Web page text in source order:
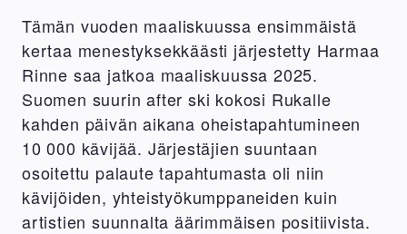
Tämän vuoden maaliskuussa ensimmäistä
kertaa menestyksekkäästi järjestetty Harmaa
Rinne saa jatkoa maaliskuussa 2025.
Suomen suurin after ski kokosi Rukalle
kahden päivän aikana oheistapahtumineen
10 000 kävijää. Järjestäjien suuntaan
osoitettu palaute tapahtumasta oli niin
kävijöiden, yhteistyökumppaneiden kuin
artistien suunnalta äärimmäisen positiivista.